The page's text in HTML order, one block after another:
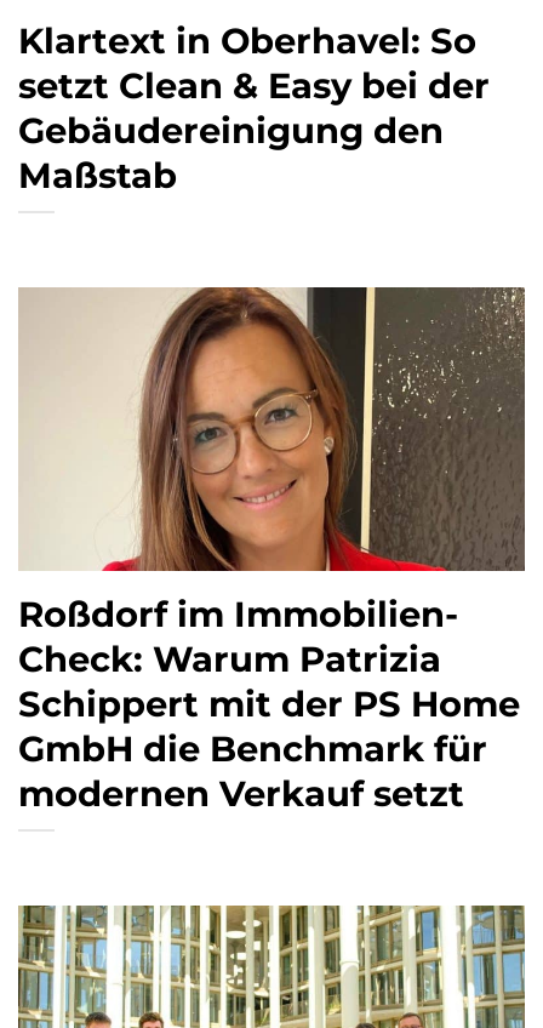
Klartext in Oberhavel: So
setzt Clean & Easy bei der
Gebäudereinigung den
Maßstab
Roßdorf im Immobilien-
Check: Warum Patrizia
Schippert mit der PS Home
GmbH die Benchmark für
modernen Verkauf setzt